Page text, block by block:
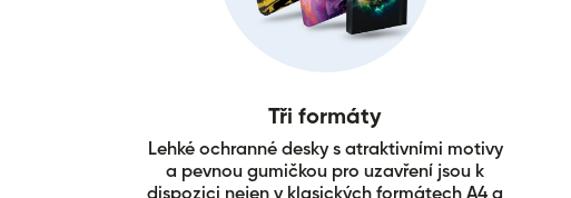
Tři formáty
Lehké ochranné desky s atraktivními motivy
a pevnou gumičkou pro uzavření jsou k
dispozici nejen v klasických formátech A4 a